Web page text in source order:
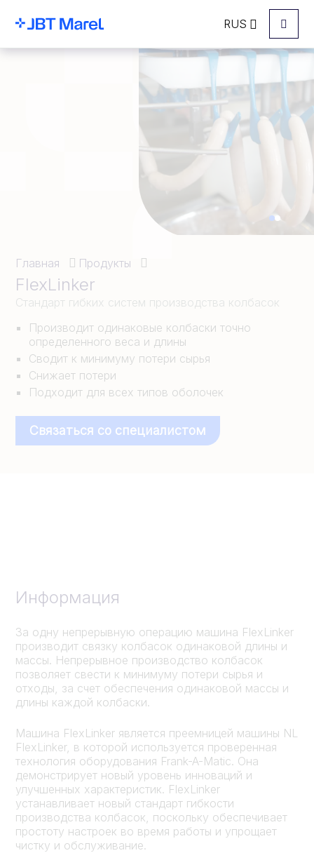
RUS Menu
Главная Продукты
FlexLinker
Стандарт гибких систем производства колбасок
Производит одинаковые колбаски точно
определенного веса и длины
Сводит к минимуму потери сырья
Снижает потери
Подходит для всех типов оболочек
Связаться со специалистом
Информация
За одну непрерывную операцию машина FlexLinker
производит связку колбасок одинаковой длины и
массы. Непрерывное производство колбасок
позволяет свести к минимуму потери сырья и
отходы, за счет обеспечения одинаковой массы и
длины каждой колбаски.
Машина FlexLinker является преемницей машины NL
FlexLinker, в которой используется проверенная
технология оборудования Frank-A-Matic. Она
демонстрирует новый уровень инноваций и
улучшенных характеристик. FlexLinker
устанавливает новый стандарт гибкости
производства колбасок, поскольку обеспечивает
простоту настроек во время работы и упрощает
чистку и обслуживание.